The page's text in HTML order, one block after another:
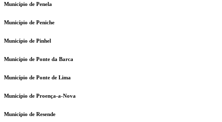
Município de Penela
Município de Peniche
Município de Pinhel
Município de Ponte da Barca
Município de Ponte de Lima
Município de Proença-a-Nova
Município de Resende